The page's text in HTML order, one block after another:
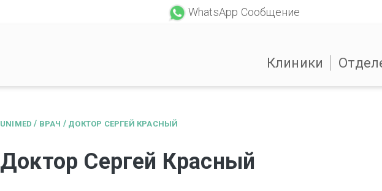
WhatsApp Сообщение
Клиники
UNIMED / ВРАЧ / ДОКТОР СЕРГЕЙ КРАСНЫЙ
Доктор Сергей Красный